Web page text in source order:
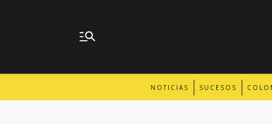
NOTICIAS SUCESOS